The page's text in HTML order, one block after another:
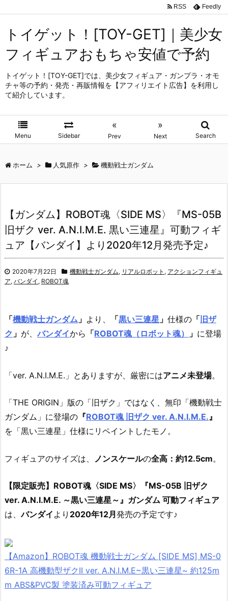
トイゲット！[TOY-GET]｜美少女
フィギュアおもちゃ安値で予約
トイゲット！[TOY-GET]では、美少女フィギュア・ガンプラ・オモ
チャ等の予約・発売・再販情報を【アフィリエイト広告】を利用し
て紹介しています。
Menu Sidebar
«
Prev
»
Next Search
RSS Feedly
ホーム > 人気原作 > 機動戦士ガンダム
【ガンダム】ROBOT魂〈SIDE MS〉『MS-05B
旧ザク ver. A.N.I.M.E. 黒い三連星』可動フィギ
ュア【バンダイ】より2020年12月発売予定♪
2020年7月22日 機動戦士ガンダム, リアルロボット , アクションフィギュ
ア, バンダイ , ROBOT魂
「機動戦士ガンダム 」 より、 「黒い三連星 」 仕様の 「 旧ザ
ク 」 が、バンダイから 「ROBOT魂（ロボット魂） 」 に登場
♪
「ver. A.N.I.M.E.」とありますが、厳密にはアニメ未登場。
「THE ORIGIN」版の「旧ザク」ではなく、無印「機動戦士
ガンダム」に登場の 『ROBOT魂 旧ザク ver. A.N.I.M.E.』
を「黒い三連星」仕様にリペイントしたモノ。
フィギュアのサイズは、 ノンスケールの全高：約12.5cm。
【限定販売】ROBOT魂〈SIDE MS〉『MS-05B 旧ザク
ver. A.N.I.M.E. ～黒い三連星～』ガンダム 可動フィギュア
は、バンダイ より 2020年12月 発売の予定です♪
【Amazon】ROBOT魂 機動戦士ガンダム [SIDE MS] MS-0
6R-1A 高機動型ザクII ver. A.N.I.M.E~黒い三連星~ 約125m
m ABS&PVC製 塗装済み可動フィギュア